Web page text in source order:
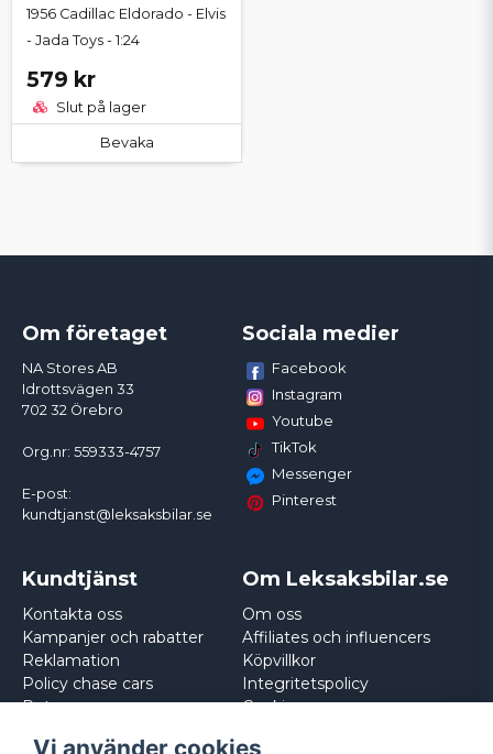
1956 Cadillac Eldorado - Elvis
- Jada Toys - 1:24
579 kr
Slut på lager
Bevaka
Om företaget
NA Stores AB
Idrottsvägen 33
702 32 Örebro
Org.nr: 559333-4757
E-post:
kundtjanst@leksaksbilar.se
Sociala medier
Facebook
Instagram
Youtube
TikTok
Messenger
Pinterest
Kundtjänst
Kontakta oss
Kampanjer och rabatter
Reklamation
Policy chase cars
Returnera
Om Leksaksbilar.se
Om oss
Affiliates och influencers
Köpvillkor
Integritetspolicy
Cookies
Vi använder cookies